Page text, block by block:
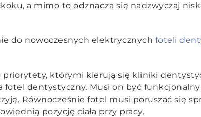
a mimo to odznacza się nadzwyczaj
do nowoczesnych elektrycznych foteli
którymi kierują się kliniki
fotel dentystyczny. Musi on być
Równocześnie fotel musi poruszać się
pozycję ciała przy pracy.